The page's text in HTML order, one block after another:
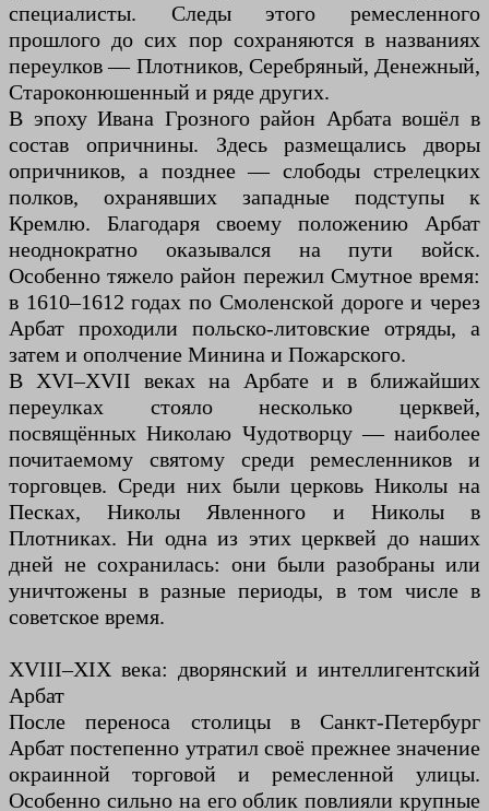
специалисты. Следы этого ремесленного
прошлого до сих пор сохраняются в названиях
переулков — Плотников, Серебряный, Денежный,
Староконюшенный и ряде других.
В эпоху Ивана Грозного район Арбата вошёл в
состав опричнины. Здесь размещались дворы
опричников, а позднее — слободы стрелецких
полков, охранявших западные подступы к
Кремлю. Благодаря своему положению Арбат
неоднократно оказывался на пути войск.
Особенно тяжело район пережил Смутное время:
в 1610–1612 годах по Смоленской дороге и через
Арбат проходили польско-литовские отряды, а
затем и ополчение Минина и Пожарского.
В XVI–XVII веках на Арбате и в ближайших
переулках стояло несколько церквей,
посвящённых Николаю Чудотворцу — наиболее
почитаемому святому среди ремесленников и
торговцев. Среди них были церковь Николы на
Песках, Николы Явленного и Николы в
Плотниках. Ни одна из этих церквей до наших
дней не сохранилась: они были разобраны или
уничтожены в разные периоды, в том числе в
советское время.
XVIII–XIX века: дворянский и интеллигентский
Арбат
После переноса столицы в Санкт-Петербург
Арбат постепенно утратил своё прежнее значение
окраинной торговой и ремесленной улицы.
Особенно сильно на его облик повлияли крупные